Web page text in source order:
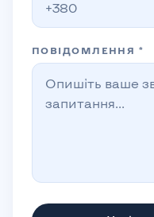
ПОВІДОМЛЕННЯ *